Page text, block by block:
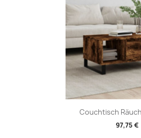
Couchtisch
97,75 €
